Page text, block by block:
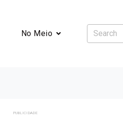
No Meio
PUBLICIDADE